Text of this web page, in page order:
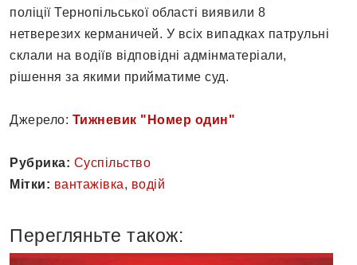
поліції Тернопільської області виявили 8
нетверезих керманичей. У всіх випадках патрульні
склали на водіїв відповідні адмінматеріали,
рішення за якими прийматиме суд.
Джерело: Тижневик "Номер один"
Рубрика: Суспільство
Мітки: вантажівка, водій
Перегляньте також: